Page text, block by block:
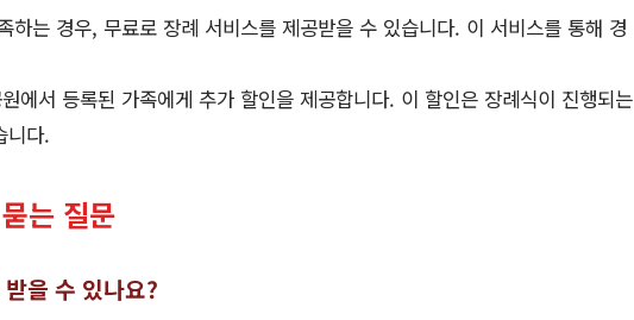
하는 경우, 무료로 장례 서비스를 제공받을 수 있습니다. 이 서비스를 통해 경
에서 등록된 가족에게 추가 할인을 제공합니다. 이 할인은 장례식이 진행되는
니다.
는 질문
을 수 있나요?